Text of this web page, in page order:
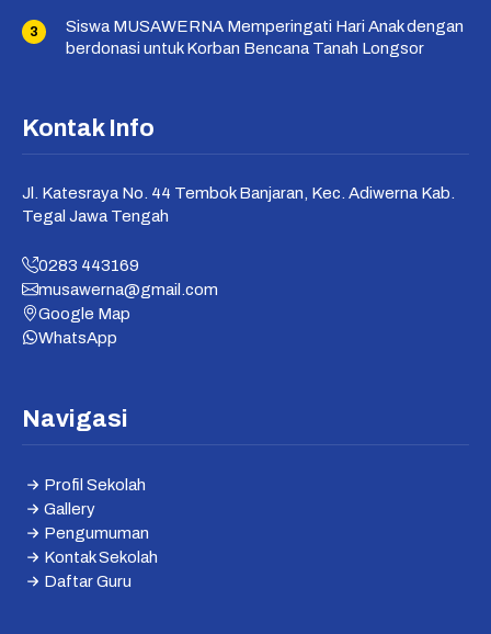
Siswa MUSAWERNA Memperingati Hari Anak dengan
berdonasi untuk Korban Bencana Tanah Longsor
Kontak Info
Jl. Katesraya No. 44 Tembok Banjaran, Kec. Adiwerna Kab.
Tegal Jawa Tengah
0283 443169
musawerna@gmail.com
Google Map
WhatsApp
Navigasi
Profil Sekolah
Gallery
Pengumuman
Kontak Sekolah
Daftar Guru